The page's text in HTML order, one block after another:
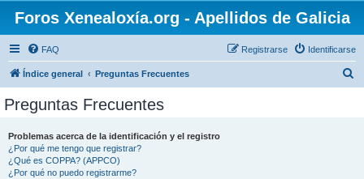
Foros Xenealoxía.org - Apellidos de Galicia
FAQ Identificarse
Registrarse
Índice general Preguntas Frecuentes
Preguntas Frecuentes
Problemas acerca de la identificación y el registro
¿Por qué me tengo que registrar?
¿Qué es COPPA? (APPCO)
¿Por qué no puedo registrarme?